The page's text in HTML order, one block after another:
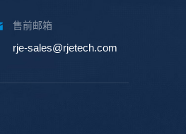
售前邮箱
rje-sales@rjetech.com